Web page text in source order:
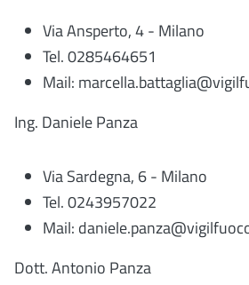
Via Ansperto, 4 - Milano
Tel. 0285464651
Mail:
Ing. Daniele Panza
Via Sardegna, 6 - Milano
Tel. 0243957022
Mail:
Dott. Antonio Panza